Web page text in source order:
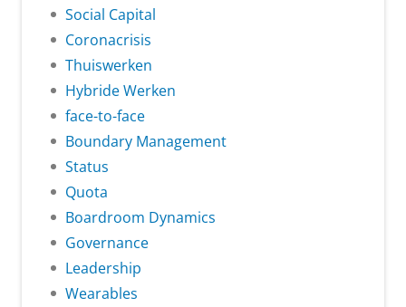
Social Capital
Coronacrisis
Thuiswerken
Hybride Werken
face-to-face
Boundary Management
Status
Quota
Boardroom Dynamics
Governance
Leadership
Wearables